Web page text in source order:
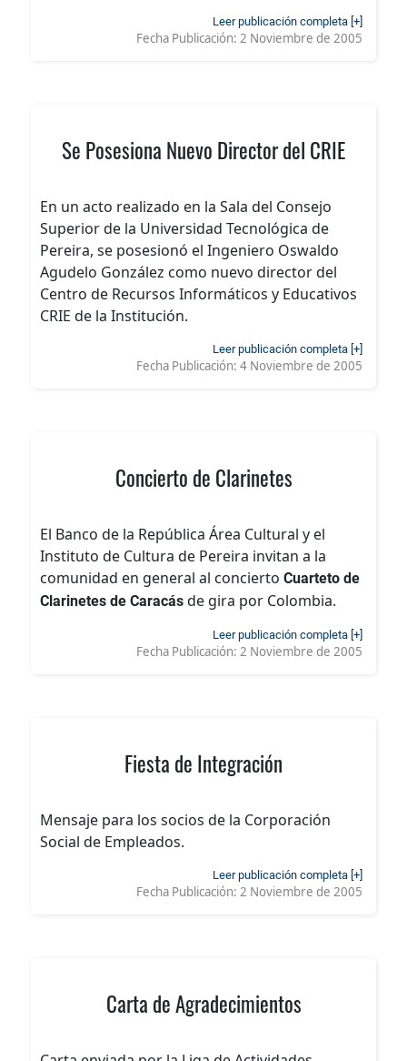
Leer publicación completa [+]
Fecha Publicación: 2 Noviembre de 2005
Se Posesiona Nuevo Director del CRIE
En un acto realizado en la Sala del Consejo
Superior de la Universidad Tecnológica de
Pereira, se posesionó el Ingeniero Oswaldo
Agudelo González como nuevo director del
Centro de Recursos Informáticos y Educativos
CRIE de la Institución.
Leer publicación completa [+]
Fecha Publicación: 4 Noviembre de 2005
Concierto de Clarinetes
El Banco de la República Área Cultural y el
Instituto de Cultura de Pereira invitan a la
comunidad en general al concierto Cuarteto de
Clarinetes de Caracás de gira por Colombia.
Leer publicación completa [+]
Fecha Publicación: 2 Noviembre de 2005
Fiesta de Integración
Mensaje para los socios de la Corporación
Social de Empleados.
Leer publicación completa [+]
Fecha Publicación: 2 Noviembre de 2005
Carta de Agradecimientos